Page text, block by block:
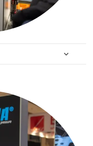
keyboard_arrow_down